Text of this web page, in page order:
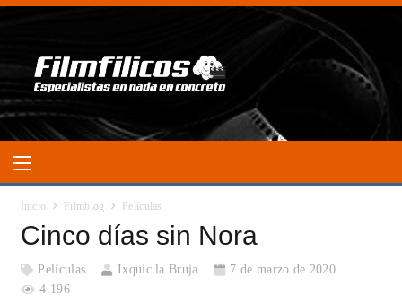
Inicio Filmblog Películas
Cinco días sin Nora
Películas Ixquic la Bruja
7 de marzo de 2020
4.196